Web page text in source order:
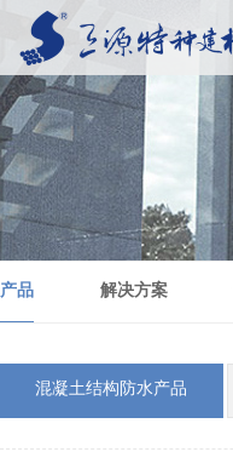
产品 解决方案
混凝土结构防水产品